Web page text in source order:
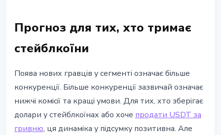
Прогноз для тих, хто тримає
стейблкоїни
Поява нових гравців у сегменті означає більше
конкуренції. Більше конкуренції зазвичай означає
нижчі комісії та кращі умови. Для тих, хто зберігає
долари у стейблкоїнах або хоче продати USDT за
гривню, ця динаміка у підсумку позитивна. Але